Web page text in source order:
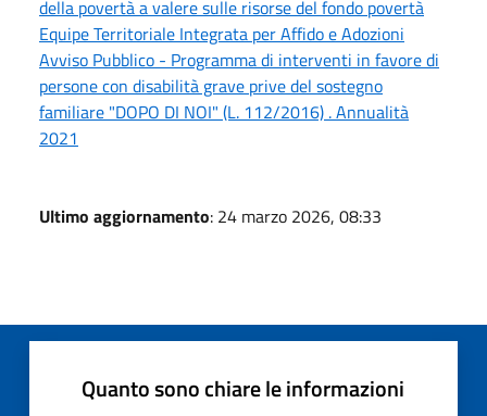
della povertà a valere sulle risorse del fondo povertà
Equipe Territoriale Integrata per Affido e Adozioni
Avviso Pubblico - Programma di interventi in favore di
persone con disabilità grave prive del sostegno
familiare "DOPO DI NOI" (L. 112/2016) . Annualità
2021
Ultimo aggiornamento: 24 marzo 2026, 08:33
Quanto sono chiare le informazioni